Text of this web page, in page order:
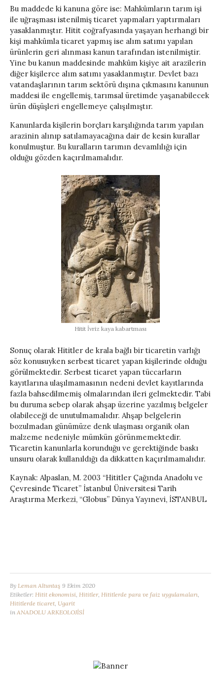
Bu maddede ki kanuna göre ise: Mahkûmların tarım işi
ile uğraşması istenilmiş ticaret yapmaları yaptırmaları
yasaklanmıştır. Hitit coğrafyasında yaşayan herhangi bir
kişi mahkûmla ticaret yapmış ise alım satımı yapılan
ürünlerin geri alınması kanun tarafından istenilmiştir.
Yine bu kanun maddesinde mahkûm kişiye ait arazilerin
diğer kişilerce alım satımı yasaklanmıştır. Devlet bazı
vatandaşlarının tarım sektörü dışına çıkmasını kanunun
maddesi ile engellemiş, tarımsal üretimde yaşanabilecek
ürün düşüşleri engellemeye çalışılmıştır.
Kanunlarda kişilerin borçları karşılığında tarım yapılan
arazinin alınıp satılamayacağına dair de kesin kurallar
konulmuştur. Bu kuralların tarımın devamlılığı için
olduğu gözden kaçırılmamalıdır.
Hitit İvriz kaya kabartması
Sonuç olarak Hititler de krala bağlı bir ticaretin varlığı
söz konusuyken serbest ticaret yapan kişilerinde olduğu
görülmektedir. Serbest ticaret yapan tüccarların
kayıtlarına ulaşılmamasının nedeni devlet kayıtlarında
fazla bahsedilmemiş olmalarından ileri gelmektedir. Tabi
bu duruma sebep olarak ahşap üzerine yazılmış belgeler
olabileceği de unutulmamalıdır. Ahşap belgelerin
bozulmadan günümüze denk ulaşması organik olan
malzeme nedeniyle mümkün görünmemektedir.
Ticaretin kanunlarla korunduğu ve gerektiğinde baskı
unsuru olarak kullanıldığı da dikkatten kaçırılmamalıdır.
Kaynak: Alpaslan, M. 2003 “Hititler Çağında Anadolu ve
Çevresinde Ticaret” İstanbul Üniversitesi Tarih
Araştırma Merkezi, “Globus” Dünya Yayınevi, İSTANBUL
By Leman Altuntaş 9 Ekim 2020
Etiketler: Hitit ekonomisi Hititler, Hititlerde para ve faiz uygulamaları
Hititlerde ticaret Ugarit
in ANADOLU ARKEOLOJİSİ